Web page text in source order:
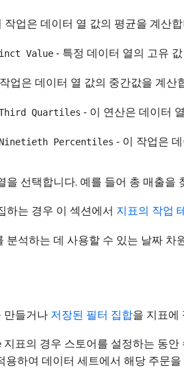
작업은 데이터 열 값의 평균을 계산
Value - 특정 데이터 열의 고유
업은 데이터 열 값의 중간값을 계산
Quartiles - 이 연산은 데이터
Percentiles - 이 작업은
을 선택합니다. 예를 들어 총 매출을
하는 경우 이 섹션에서 지표의 작업
분석하는 데 사용할 수 있는 날짜 차
만들거나 저장된 필터 집합을 지표에
지표의 경우 스토어를 설정하는 동
용하여 데이터 세트에서 해당 주문